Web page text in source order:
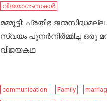
വിജയാശംസകൾ
മമ്മൂട്ടി: പ്രതിഭ
സ്വയം പുനർനിർമ്മിച്ച ഒരു
വിജയകഥ
communication Family